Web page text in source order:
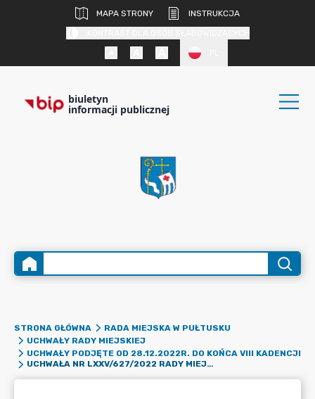
MAPA STRONY
INSTRUKCJA
biuletyn
informacji publicznej
STRONA GŁÓWNA
RADA MIEJSKA W PUŁTUSKU
UCHWAŁY RADY MIEJSKIEJ
UCHWAŁY PODJĘTE OD 28.12.2022R. DO KOŃCA VIII KADENCJI
UCHWAŁA NR LXXV/627/2022 RADY MIEJSKIEJ W PUŁTUSKU Z DNIA 28 GRUDNIA 2022 R. ZMIENIAJĄCA UCHWAŁĘ W SPRAWIE ZATWIERDZENIA WIELOLETNIEGO PLANU ROZWOJU I MODERNIZACJI URZĄDZEŃ WODOCIĄGOWYCH I URZĄDZEŃ KANALIZACYJNYCH BĘDĄCEYCH W POSIADANIU PRZEDSIĘBIORSTWA WODOCIĄGÓW I KANALIZACJI SPÓŁKI Z O.O. W PUŁTUSKU NA LATA 2021-2024